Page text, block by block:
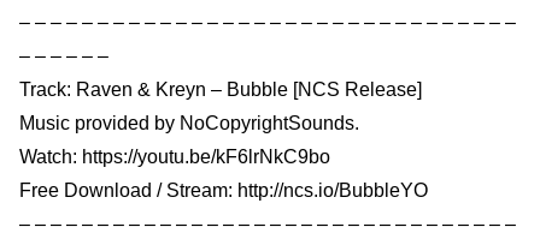
– – – – – – – – – – – – – – – – – – – – – – – – – – – – – – – –
– – – – – –
Track: Raven & Kreyn – Bubble [NCS Release]
Music provided by NoCopyrightSounds.
Watch: https://youtu.be/kF6lrNkC9bo
Free Download / Stream: http://ncs.io/BubbleYO
– – – – – – – – – – – – – – – – – – – – – – – – – – – – – – – –